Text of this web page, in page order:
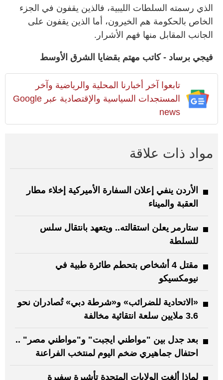
الذي رسمته السلطات الليبية، فالذين يقفون في الجزء
الخاص بالحكومة هم الخيرون، أما الذين يقفون على
الجانب المقابل منها فهم الأشرار.
فيجي برساد - كاتب مهتم بقضايا الشرق الأوسط
تابعوا آخر أخبارنا المحلية والرياضية وآخر
المستجدات السياسية والإقتصادية عبر Google
news
مواد ذات علاقة
الأردن ينفي إعلان السفارة الأميركية إخلاء مطار
العقبة والميناء
ستارمر يعلن استقالته.. ويتعهد بانتقال سلس
للسلطة
مقتل 4 أشخاص بتحطم طائرة طبية في
نيومكسيكو
«الاتحادية للضرائب» و«شرطة دبي» تُصادران نحو
3.6 ملايين سلعة انتقائية مخالفة
بعد جدل بين "مواطني ايجبت" و"مواطني مصر" ..
احتفال جماهيري ضخم اليوم لمنتخب الفراعنة
لماذا ألغت الولايات المتحدة تأشيرة سفيرة